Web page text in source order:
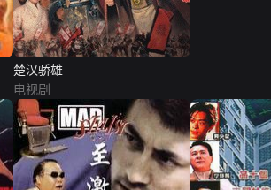
楚汉骄雄
电视剧